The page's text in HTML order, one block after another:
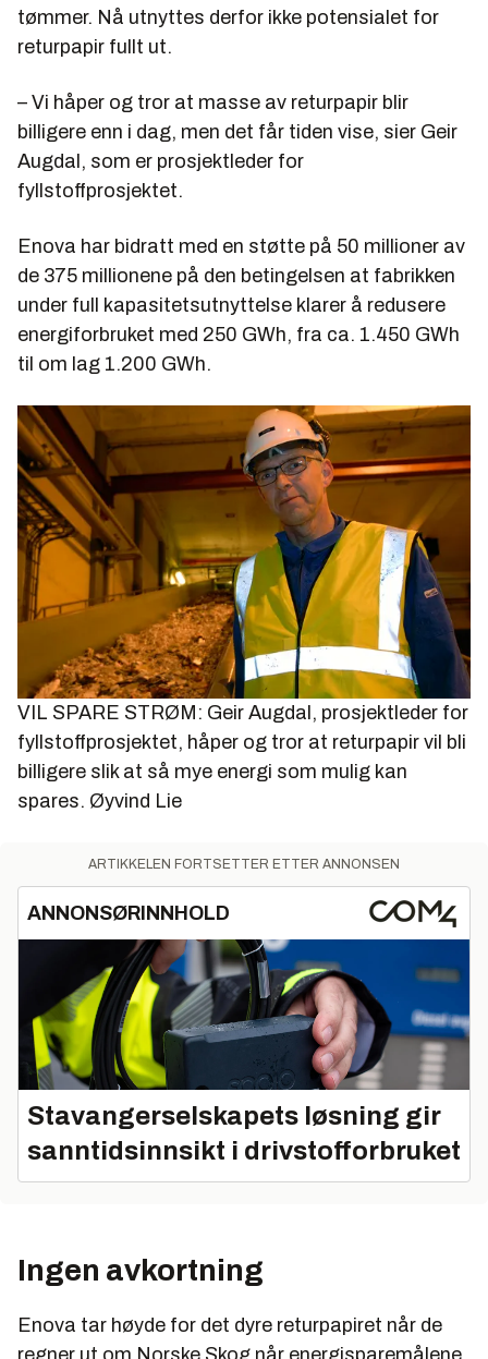
tømmer. Nå utnyttes derfor ikke potensialet for
returpapir fullt ut.
– Vi håper og tror at masse av returpapir blir
billigere enn i dag, men det får tiden vise, sier Geir
Augdal, som er prosjektleder for
fyllstoffprosjektet.
Enova har bidratt med en støtte på 50 millioner av
de 375 millionene på den betingelsen at fabrikken
under full kapasitetsutnyttelse klarer å redusere
energiforbruket med 250 GWh, fra ca. 1.450 GWh
til om lag 1.200 GWh.
VIL SPARE STRØM: Geir Augdal, prosjektleder for
fyllstoffprosjektet, håper og tror at returpapir vil bli
billigere slik at så mye energi som mulig kan
spares. Øyvind Lie
ARTIKKELEN FORTSETTER ETTER ANNONSEN
ANNONSØRINNHOLD
Stavangerselskapets løsning gir
sanntidsinnsikt i drivstofforbruket
Ingen avkortning
Enova tar høyde for det dyre returpapiret når de